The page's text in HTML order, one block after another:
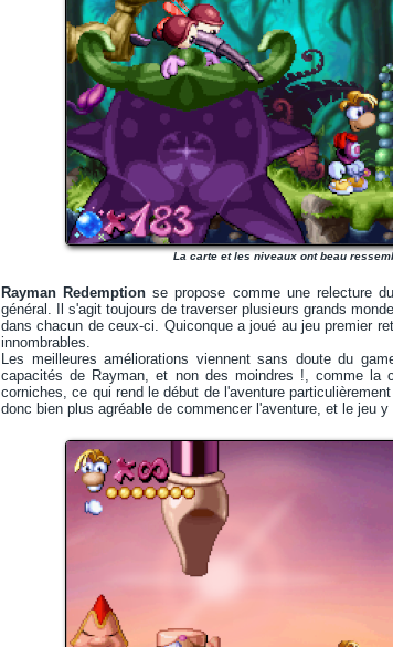
La carte et les niveaux ont beau
Rayman Redemption se propose comme une relecture
général. Il s'agit toujours de traverser plusieurs grands
dans chacun de ceux-ci. Quiconque a joué au jeu premier
innombrables.
Les meilleures améliorations viennent sans doute du
capacités de Rayman, et non des moindres !, comme la
corniches, ce qui rend le début de l'aventure
donc bien plus agréable de commencer l'aventure, et le jeu